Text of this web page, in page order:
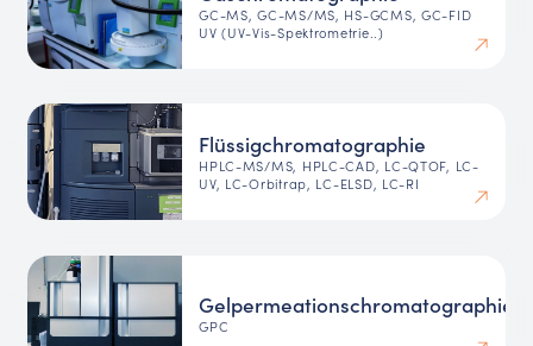
GC-MS, GC-MS/MS, HS-GCMS, GC-FID
UV (UV-Vis-Spektrometrie..)
Flüssigchromatographie
HPLC-MS/MS, HPLC-CAD, LC-QTOF, LC-
UV, LC-Orbitrap, LC-ELSD, LC-RI
Gelpermeationschromatographie
GPC